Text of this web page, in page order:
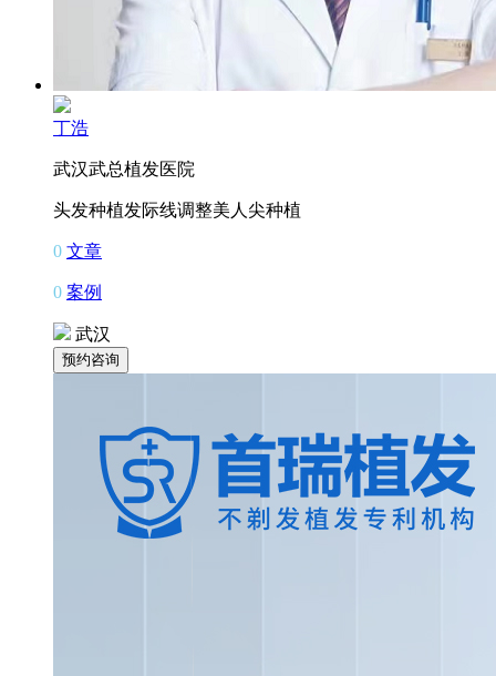
丁浩
武汉武总植发医院
头发种植发际线调整美人尖种植
0 文章
0 案例
武汉